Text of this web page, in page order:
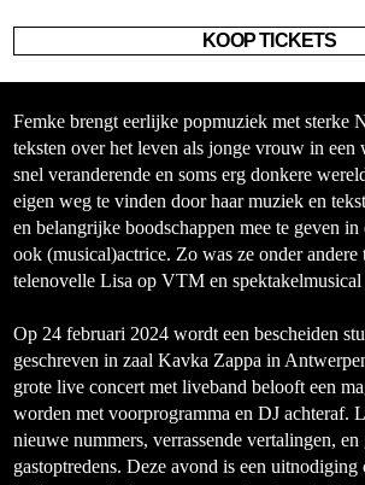
KOOP TICKETS
Femke brengt eerlijke popmuziek met sterke
teksten over het leven als jonge vrouw in een
snel veranderende en soms erg donkere
eigen weg te vinden door haar muziek en
en belangrijke boodschappen mee te geven
ook (musical)actrice. Zo was ze onder andere
telenovelle Lisa op VTM en
Op 24 februari 2024 wordt een bescheiden
geschreven in zaal Kavka Zappa in
grote live concert met liveband belooft een
worden met voorprogramma en DJ achteraf.
nieuwe nummers, verrassende vertalingen, en
gastoptredens. Deze avond is een uitnodiging